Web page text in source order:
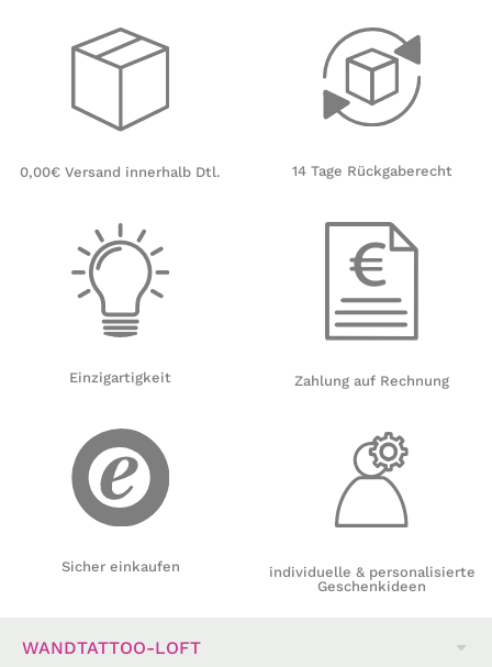
0,00€ Versand innerhalb Dtl.
Einzigartigkeit
Sicher einkaufen
14 Tage Rückgaberecht
Zahlung auf Rechnung
individuelle & personalisierte
Geschenkideen
WANDTATTOO-LOFT